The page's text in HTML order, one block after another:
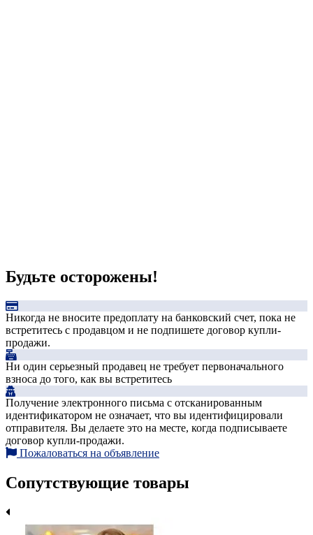
Будьте осторожены!
Никогда не вносите предоплату на банковский счет, пока не
встретитесь с продавцом и не подпишете договор купли-
продажи.
Ни один серьезный продавец не требует первоначального
взноса до того, как вы встретитесь
Получение электронного письма с отсканированным
идентификатором не означает, что вы идентифицировали
отправителя. Вы делаете это на месте, когда подписываете
договор купли-продажи.
Пожаловаться на объявление
Сопутствующие товары